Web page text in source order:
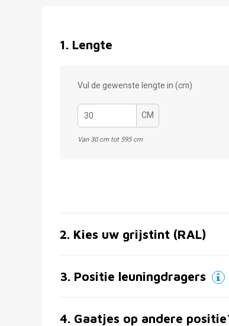
1. Lengte
Vul de gewenste lengte in (cm)
CM
Van 30 cm tot 595 cm
2. Kies uw grijstint (RAL)
3. Positie leuningdragers
4. Gaatjes op andere